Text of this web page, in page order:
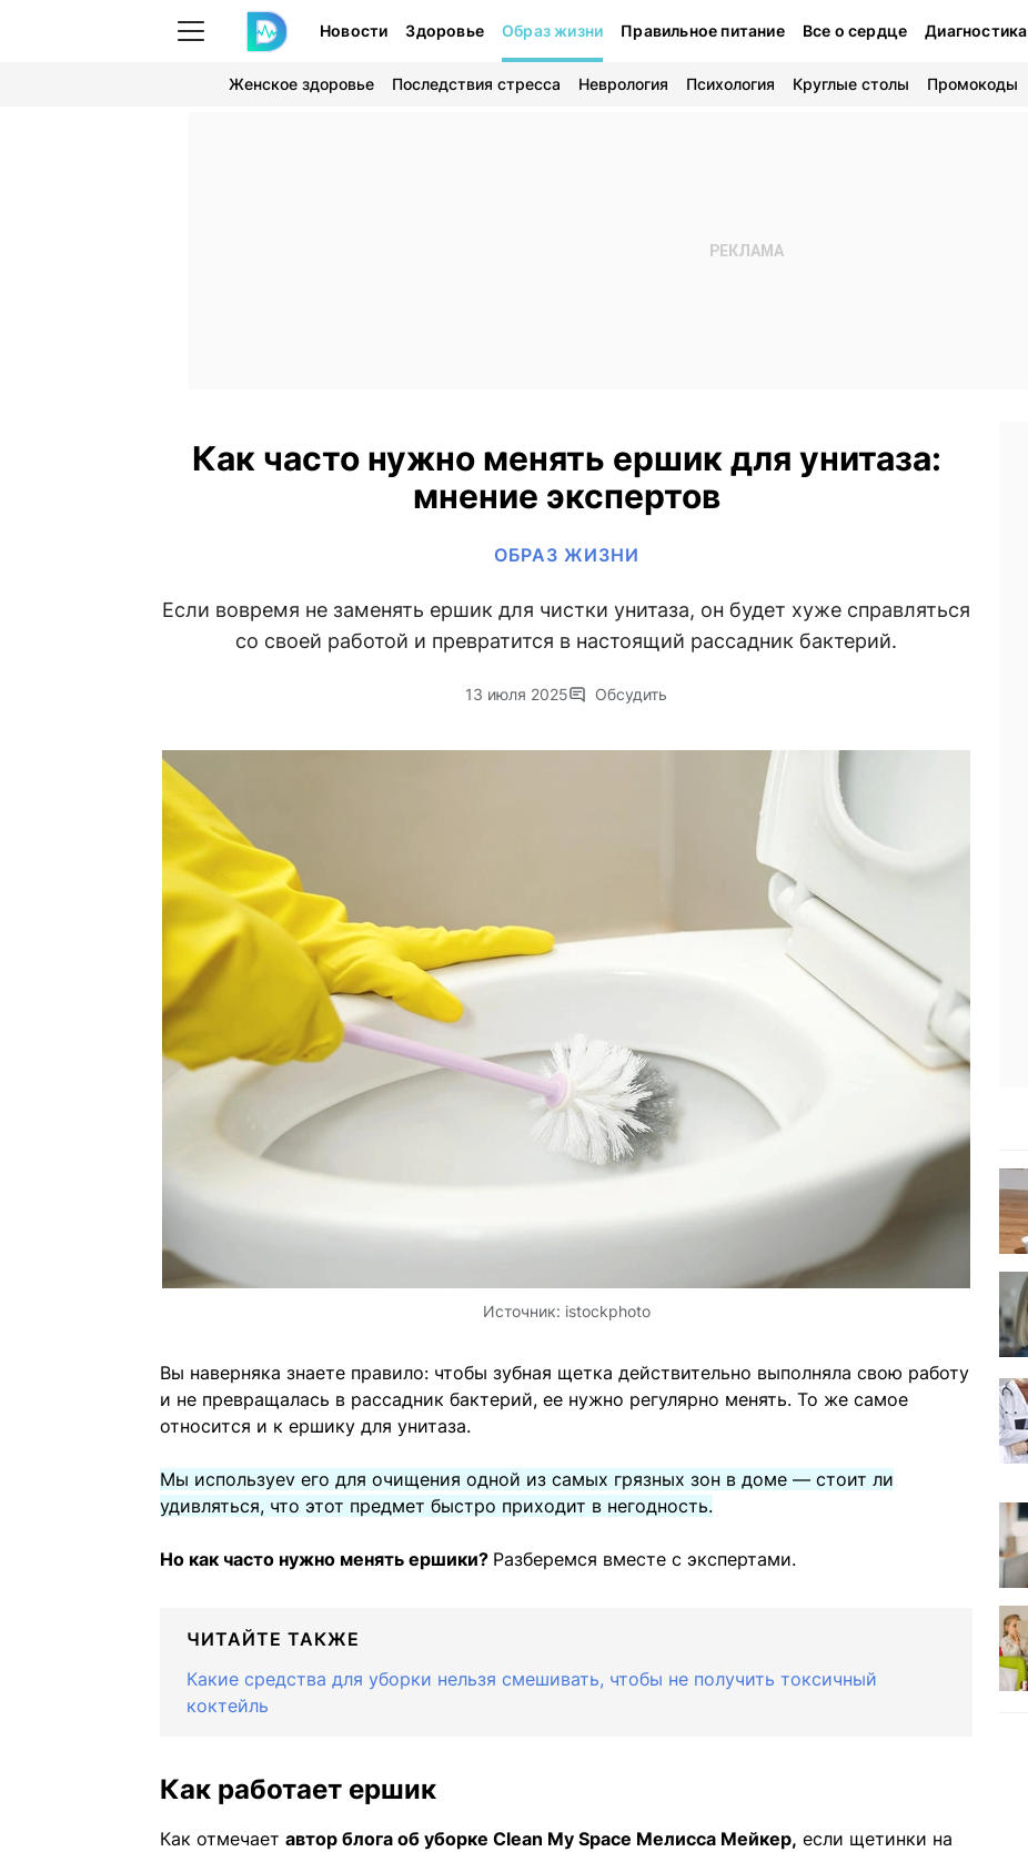
Новости Здоровье Образ жизни Правильное питание Все о сердце Диагностика
Женское здоровье Последствия стресса Неврология Психология Круглые столы Промокоды
Как часто нужно менять ершик для унитаза:
мнение экспертов
ОБРАЗ ЖИЗНИ
Если вовремя не заменять ершик для чистки унитаза, он будет хуже справляться
со своей работой и превратится в настоящий рассадник бактерий.
13 июля 2025 Обсудить
Источник: istockphoto
Вы наверняка знаете правило: чтобы зубная щетка действительно выполняла свою работу
и не превращалась в рассадник бактерий, ее нужно регулярно менять. То же самое
относится и к ершику для унитаза.
Мы используеv его для очищения одной из самых грязных зон в доме — стоит ли
удивляться, что этот предмет быстро приходит в негодность.
Но как часто нужно менять ершики? Разберемся вместе с экспертами.
ЧИТАЙТЕ ТАКЖЕ
Какие средства для уборки нельзя смешивать, чтобы не получить токсичный
коктейль
Как работает ершик
Как отмечает автор блога об уборке Clean My Space Мелисса Мейкер, если щетинки на